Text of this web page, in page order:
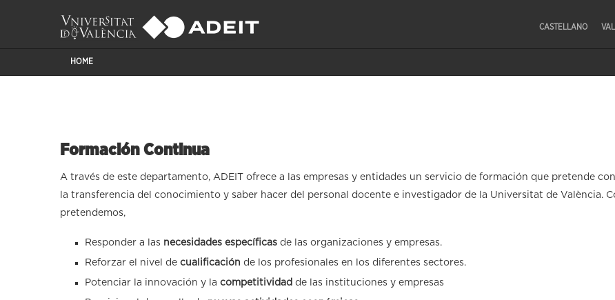
CASTELLANO
HOME
Formación Continua
A través de este departamento, ADEIT ofrece a las empresas y entidades un servicio de formación que pretende
la transferencia del conocimiento y saber hacer del personal docente e investigador de la Universitat de València.
pretendemos,
Responder a las necesidades específicas de las organizaciones y empresas.
Reforzar el nivel de cualificación de los profesionales en los diferentes sectores.
Potenciar la innovación y la competitividad de las instituciones y empresas